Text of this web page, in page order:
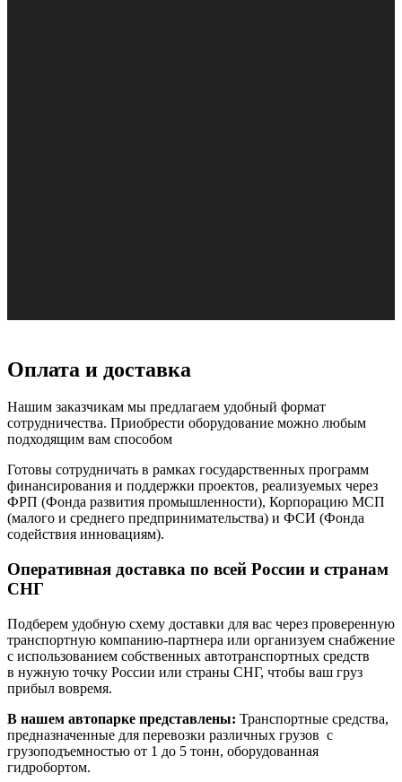
Оплата и доставка
Нашим заказчикам мы предлагаем удобный формат
сотрудничества. Приобрести оборудование можно любым
подходящим вам способом
Готовы сотрудничать в рамках государственных программ
финансирования и поддержки проектов, реализуемых через
ФРП (Фонда развития промышленности), Корпорацию МСП
(малого и среднего предпринимательства) и ФСИ (Фонда
содействия инновациям).
Оперативная доставка по всей России и странам
СНГ
Подберем удобную схему доставки для вас через проверенную
транспортную компанию-партнера или организуем снабжение
с использованием собственных автотранспортных средств
в нужную точку России или страны СНГ, чтобы ваш груз
прибыл вовремя.
В нашем автопарке представлены: Транспортные средства,
предназначенные для перевозки различных грузов с
грузоподъемностью от 1 до 5 тонн, оборудованная
гидробортом.